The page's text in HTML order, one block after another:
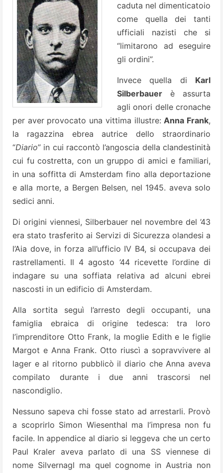
caduta nel dimenticatoio
come quella dei tanti
ufficiali nazisti che si
“limitarono ad eseguire
gli ordini”.
Invece quella di Karl
Silberbauer è assurta
agli onori delle cronache
per aver provocato una vittima illustre:Anna Frank,
la ragazzina ebrea autrice dello straordinario
“Diario” in cui raccontò l’angoscia della clandestinità
cui fu costretta, con un gruppo di amici e familiari,
in una soffitta di Amsterdam fino alla deportazione
e alla morte, a Bergen Belsen, nel 1945. aveva solo
sedici anni.
Di origini viennesi, Silberbauer nel novembre del ’43
era stato trasferito ai Servizi di Sicurezza olandesi a
l’Aia dove, in forza all’ufficio IV B4, si occupava dei
rastrellamenti. Il 4 agosto ’44 ricevette l’ordine di
indagare su una soffiata relativa ad alcuni ebrei
nascosti in un edificio di Amsterdam.
Alla sortita seguì l’arresto degli occupanti, una
famiglia ebraica di origine tedesca: tra loro
l’imprenditore Otto Frank, la moglie Edith e le figlie
Margot e Anna Frank. Otto riuscì a sopravvivere al
lager e al ritorno pubblicò il diario che Anna aveva
compilato durante i due anni trascorsi nel
nascondiglio.
Nessuno sapeva chi fosse stato ad arrestarli. Provò
a scoprirlo Simon Wiesenthal ma l’impresa non fu
facile. In appendice al diario si leggeva che un certo
Paul Kraler aveva parlato di una SS viennese di
nome Silvernagl ma quel cognome in Austria non